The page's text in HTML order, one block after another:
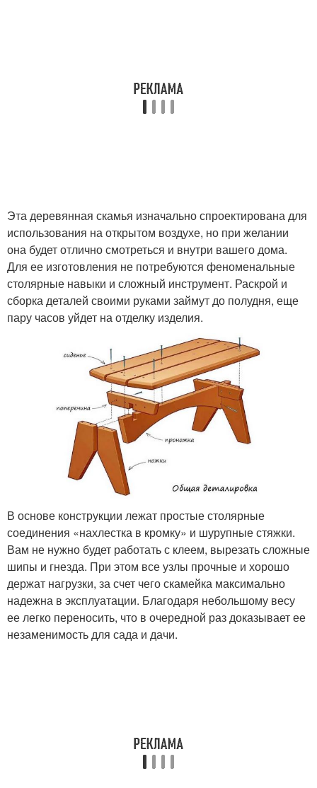
Эта деревянная скамья изначально спроектирована для
использования на открытом воздухе, но при желании
она будет отлично смотреться и внутри вашего дома.
Для ее изготовления не потребуются феноменальные
столярные навыки и сложный инструмент. Раскрой и
сборка деталей своими руками займут до полудня, еще
пару часов уйдет на отделку изделия.
В основе конструкции лежат простые столярные
соединения «нахлестка в кромку» и шурупные стяжки.
Вам не нужно будет работать с клеем, вырезать сложные
шипы и гнезда. При этом все узлы прочные и хорошо
держат нагрузки, за счет чего скамейка максимально
надежна в эксплуатации. Благодаря небольшому весу
ее легко переносить, что в очередной раз доказывает ее
незаменимость для сада и дачи.